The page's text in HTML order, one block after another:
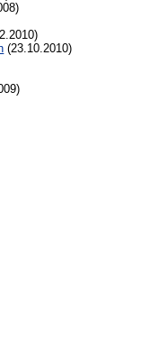
(23.10.2010)